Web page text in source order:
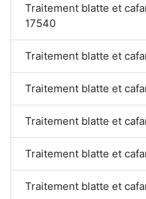
Traitement blatte et
17540
Traitement blatte et
Traitement blatte et
Traitement blatte et
Traitement blatte et
Traitement blatte et